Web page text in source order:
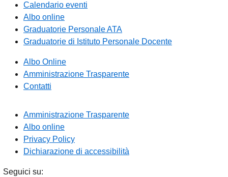
Calendario eventi
Albo online
Graduatorie Personale ATA
Graduatorie di Istituto Personale Docente
Albo Online
Amministrazione Trasparente
Contatti
Amministrazione Trasparente
Albo online
Privacy Policy
Dichiarazione di accessibilità
Seguici su: